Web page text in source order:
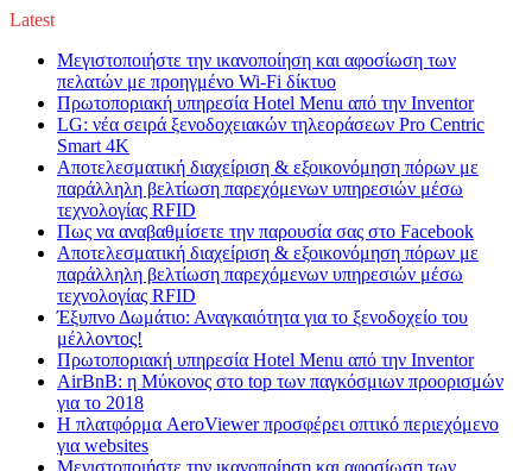
Latest
Μεγιστοποιήστε την ικανοποίηση και αφοσίωση των
πελατών με προηγμένο Wi-Fi δίκτυο
Πρωτοποριακή υπηρεσία Hotel Menu από την Inventor
LG: νέα σειρά ξενοδοχειακών τηλεοράσεων Pro Centric
Smart 4K
Αποτελεσματική διαχείριση & εξοικονόμηση πόρων με
παράλληλη βελτίωση παρεχόμενων υπηρεσιών μέσω
τεχνολογίας RFID
Πως να αναβαθμίσετε την παρουσία σας στο Facebook
Αποτελεσματική διαχείριση & εξοικονόμηση πόρων με
παράλληλη βελτίωση παρεχόμενων υπηρεσιών μέσω
τεχνολογίας RFID
Έξυπνο Δωμάτιο: Αναγκαιότητα για το ξενοδοχείο του
μέλλοντος!
Πρωτοποριακή υπηρεσία Hotel Menu από την Inventor
AirBnB: η Μύκονος στο top των παγκόσμιων προορισμών
για το 2018
Η πλατφόρμα AeroViewer προσφέρει οπτικό περιεχόμενο
για websites
Μεγιστοποιήστε την ικανοποίηση και αφοσίωση των